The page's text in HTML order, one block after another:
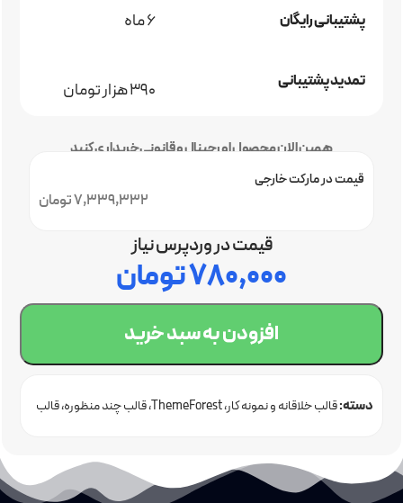
پشتیبانی رایگان 6 ماه
تمدید پشتیبانی 390 هزار تومان
همین الان محصول اورجینال و قانونی خریداری کنید
7,339,332 تومان
قیمت در مارکت خارجی
قیمت در وردپرس نیاز
۷۸۰,۰۰۰تومان
افزودن به سبد خرید
دسته:قالب خلاقانه و نمونه کار ThemeForest قالب چند منظوره قالب